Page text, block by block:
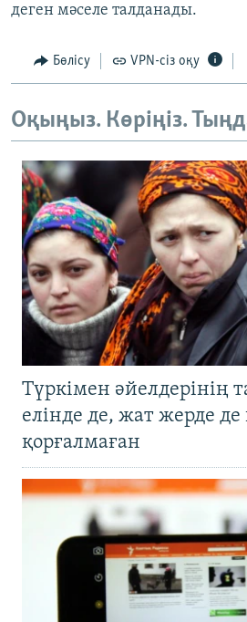
деген мәселе талданады.
Бөлісу VPN-сіз оқу
Оқыңыз. Көріңіз.
Түркімен әйелдерінің
елінде де, жат жерде
қорғалмаған